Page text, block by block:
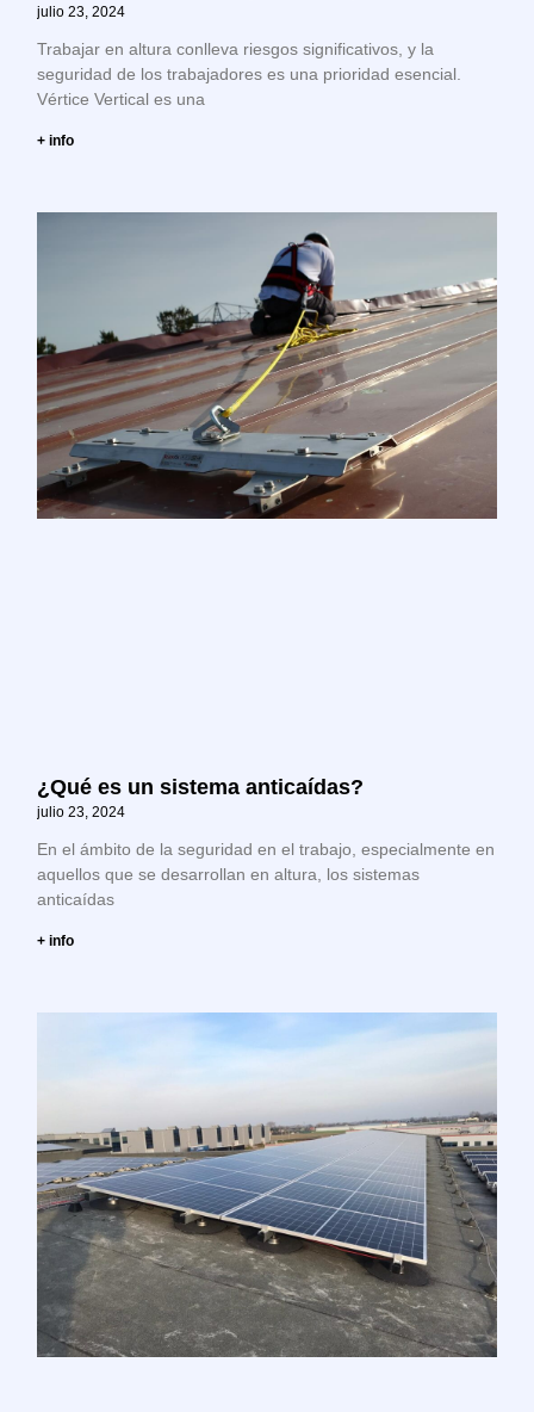
julio 23, 2024
Trabajar en altura conlleva riesgos significativos, y la
seguridad de los trabajadores es una prioridad esencial.
Vértice Vertical es una
+ info
¿Qué es un sistema anticaídas?
julio 23, 2024
En el ámbito de la seguridad en el trabajo, especialmente en
aquellos que se desarrollan en altura, los sistemas
anticaídas
+ info